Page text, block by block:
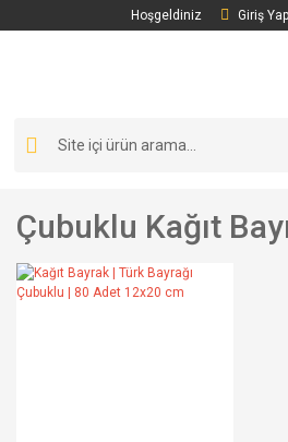
Hoşgeldiniz Giriş Yap
Çubuklu Kağıt